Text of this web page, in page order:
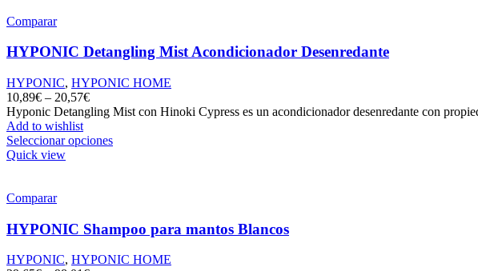
Comparar
HYPONIC Detangling Mist Acondicionador Desenredante
HYPONIC, HYPONIC HOME
10,89€ – 20,57€
Hyponic Detangling Mist con Hinoki Cypress es un acondicionador desenredante con
Add to wishlist
Seleccionar opciones
Quick view
Comparar
HYPONIC Shampoo para mantos Blancos
HYPONIC, HYPONIC HOME